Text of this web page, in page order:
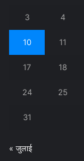
3 4
10 11
17 18
24 25
31
« जुलाई